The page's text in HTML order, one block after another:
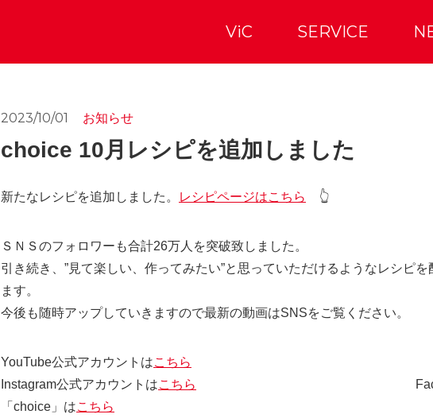
ViC SERVICE
2023/10/01 お知らせ
choice 10月レシピを追加しました
新たなレシピを追加しました。 レシピページはこちら 👆
ＳＮＳのフォロワーも合計26万人を突破致しました。
引き続き、”見て楽しい、作ってみたい”と思っていただけるようなレシピ
ます。
今後も随時アップしていきますので最新の動画はSNSをご覧ください。
YouTube公式アカウントはこちら
Instagram公式アカウントはこちら
「choice」はこちら